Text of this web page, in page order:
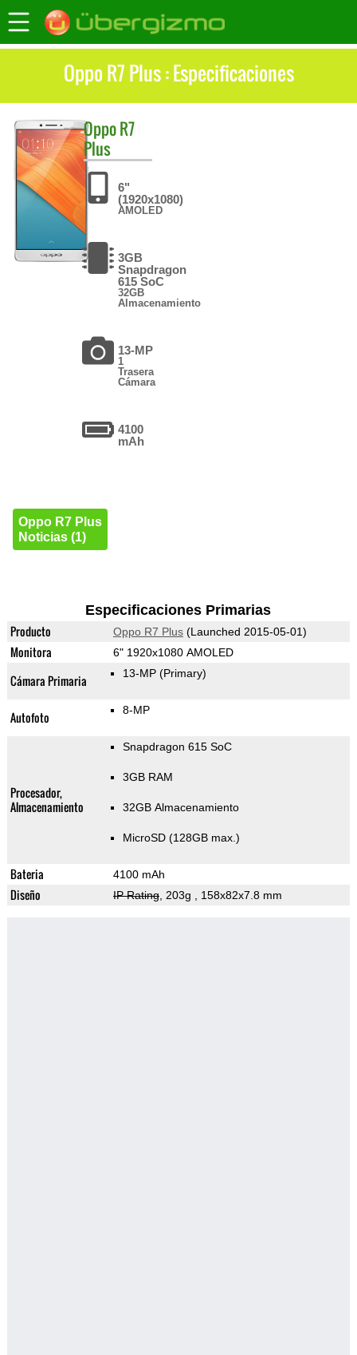
Oppo R7 Plus : Especificaciones
OppoR7
Plus
6"
(1920x1080)
AMOLED
3GB
Snapdragon
615 SoC
32GB
Almacenamiento
13-MP
1
Trasera
Cámara
4100
mAh
Oppo R7 Plus
Noticias (1)
Especificaciones Primarias
Producto Oppo R7 Plus(Launched 2015-05-01)
Monitora 6" 1920x1080 AMOLED
Cámara Primaria 13-MP (Primary)
Autofoto 8-MP
Procesador,
Almacenamiento
Snapdragon 615 SoC
3GB RAM
32GB Almacenamiento
MicroSD (128GB max.)
Bateria 4100 mAh
Diseño IP Rating, 203g , 158x82x7.8 mm